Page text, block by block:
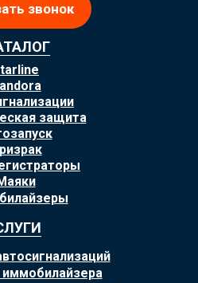
звонок
защита
иммобилайзера